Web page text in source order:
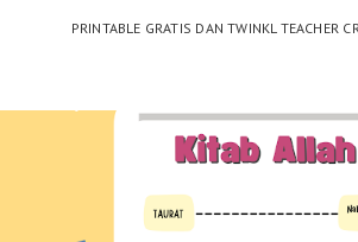
PRINTABLE GRATIS DAN TWINKL TEACHER